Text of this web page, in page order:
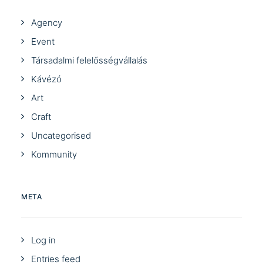
Agency
Event
Társadalmi felelősségvállalás
Kávézó
Art
Craft
Uncategorised
Kommunity
META
Log in
Entries feed